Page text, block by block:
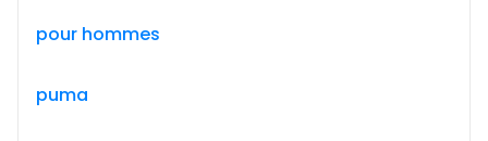
pour hommes
puma